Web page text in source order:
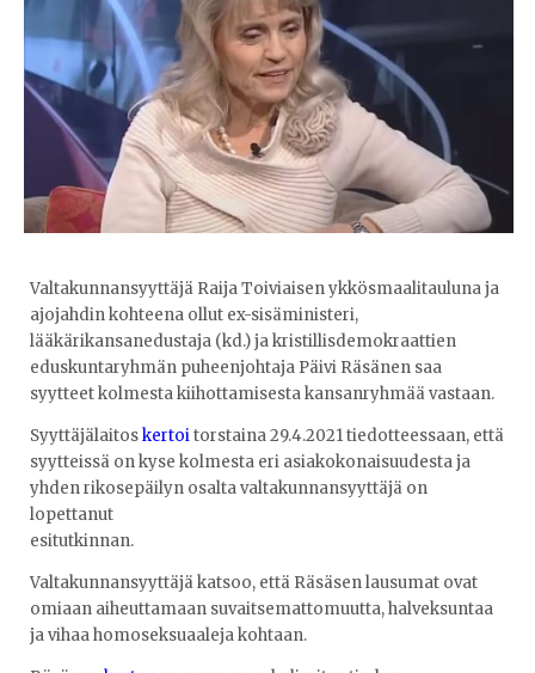
Valtakunnansyyttäjä Raija Toiviaisen ykkösmaalitauluna ja
ajojahdin kohteena ollut ex-sisäministeri,
lääkärikansanedustaja (kd.) ja kristillisdemokraattien
eduskuntaryhmän puheenjohtaja Päivi Räsänen saa
syytteet kolmesta kiihottamisesta kansanryhmää vastaan.
Syyttäjälaitoskertoitorstaina 29.4.2021 tiedotteessaan, että
syytteissä on kyse kolmesta eri asiakokonaisuudesta ja
yhden rikosepäilyn osalta valtakunnansyyttäjä on
lopettanut
esitutkinnan.
Valtakunnansyyttäjä katsoo, että Räsäsen lausumat ovat
omiaan aiheuttamaan suvaitsemattomuutta, halveksuntaa
ja vihaa homoseksuaaleja kohtaan.